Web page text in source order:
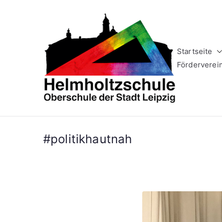
Startseite
#politikhautnah